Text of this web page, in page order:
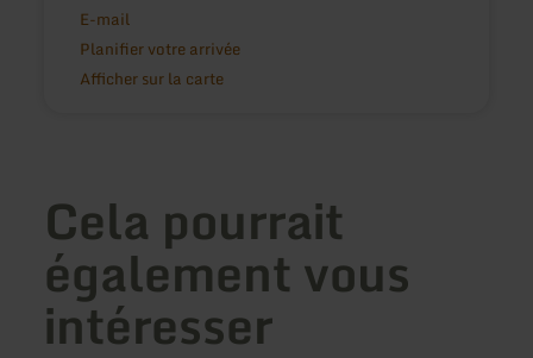
E-mail
Planifier votre arrivée
Afficher sur la carte
Cela pourrait
également vous
intéresser